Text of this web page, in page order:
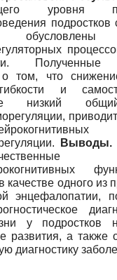
уровня
подростков
обусловлены
Полученные
о том, что
и
низкий
Выводы.
качестве одного из
энцефалопатии,
у подростков
развития, а также
диагностику